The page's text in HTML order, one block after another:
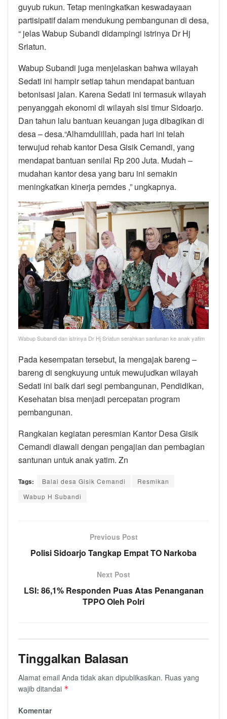
guyub rukun. Tetap meningkatkan keswadayaan
partisipatif dalam mendukung pembangunan di desa,
“ jelas Wabup Subandi didampingi istrinya Dr Hj
Sriatun.
Wabup Subandi juga menjelaskan bahwa wilayah
Sedati ini hampir setiap tahun mendapat bantuan
betonisasi jalan. Karena Sedati ini termasuk wilayah
penyanggah ekonomi di wilayah sisi timur Sidoarjo.
Dan tahun lalu bantuan keuangan juga dibagikan di
desa – desa.“Alhamdulillah, pada hari ini telah
terwujud rehab kantor Desa Gisik Cemandi, yang
mendapat bantuan senilai Rp 200 Juta. Mudah –
mudahan kantor desa yang baru ini semakin
meningkatkan kinerja pemdes ,” ungkapnya.
Wabup Subandi dan istrinya Dr Hj Sriatun serahkan santunan ke anak yatim
Pada kesempatan tersebut, Ia mengajak bareng –
bareng di sengkuyung untuk mewujudkan wilayah
Sedati ini baik dari segi pembangunan, Pendidikan,
Kesehatan bisa menjadi percepatan program
pembangunan.
Rangkaian kegiatan peresmian Kantor Desa Gisik
Cemandi diawali dengan pengajian dan pembagian
santunan untuk anak yatim. Zn
Tags: Balai desa Gisik Cemandi
Resmikan
Wabup H Subandi
Previous Post
Polisi Sidoarjo Tangkap Empat TO Narkoba
Next Post
LSI: 86,1% Responden Puas Atas Penanganan
TPPO Oleh Polri
Tinggalkan Balasan
Alamat email Anda tidak akan dipublikasikan. Ruas yang
wajib ditandai *
Komentar